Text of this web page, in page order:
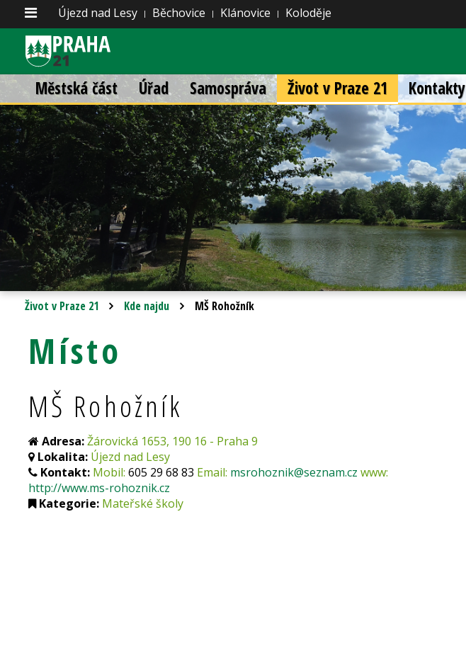
Újezd nad Lesy Běchovice Klánovice Koloděje
Městská část Úřad Samospráva Život v Praze 21 Kontakty
Život v Praze 21 Kde najdu MŠ Rohožník
Místo
MŠ Rohožník
Adresa:Žárovická 1653, 190 16 - Praha 9
Lokalita: Újezd nad Lesy
Kontakt: Mobil: 605 29 68 83 Email: msrohoznik@seznam.cz www:
http://www.ms-rohoznik.cz
Kategorie: Mateřské školy